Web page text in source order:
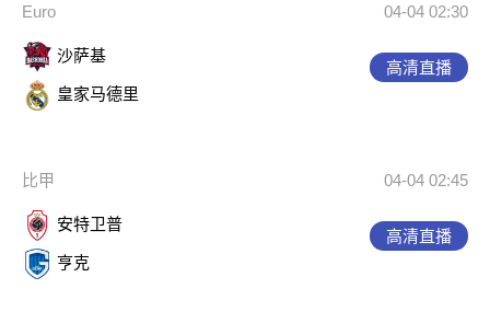
Euro 04-04 02:30
沙萨基
皇家马德里
高清直播
比甲 04-04 02:45
安特卫普
亨克
高清直播